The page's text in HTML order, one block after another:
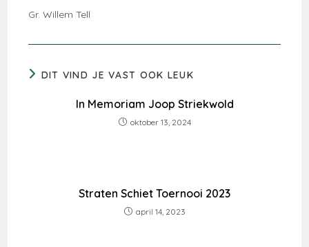
Gr. Willem Tell
DIT VIND JE VAST OOK LEUK
In Memoriam Joop Striekwold
oktober 13, 2024
Straten Schiet Toernooi 2023
april 14, 2023